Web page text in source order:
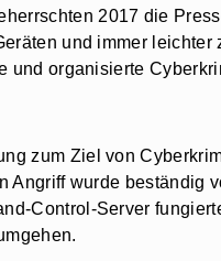
2017 die
und immer
und organisierte
zum Ziel von
wurde beständig
Control-Server